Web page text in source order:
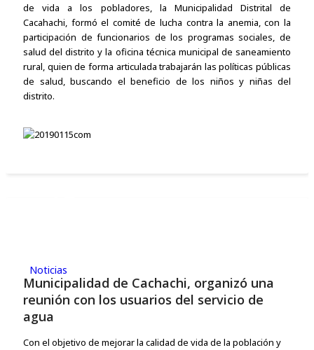
de vida a los pobladores, la Municipalidad Distrital de
Cacahachi, formó el comité de lucha contra la anemia, con la
participación de funcionarios de los programas sociales, de
salud del distrito y la oficina técnica municipal de saneamiento
rural, quien de forma articulada trabajarán las políticas públicas
de salud, buscando el beneficio de los niños y niñas del
distrito.
Noticias
Municipalidad de Cachachi, organizó una
reunión con los usuarios del servicio de
agua
Con el objetivo de mejorar la calidad de vida de la población y